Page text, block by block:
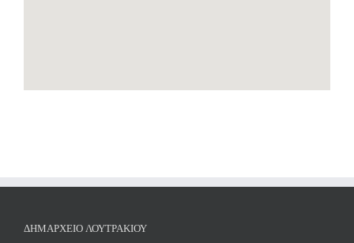
ΔΗΜΑΡΧΕΊΟ ΛΟΥΤΡΑΚΊΟΥ